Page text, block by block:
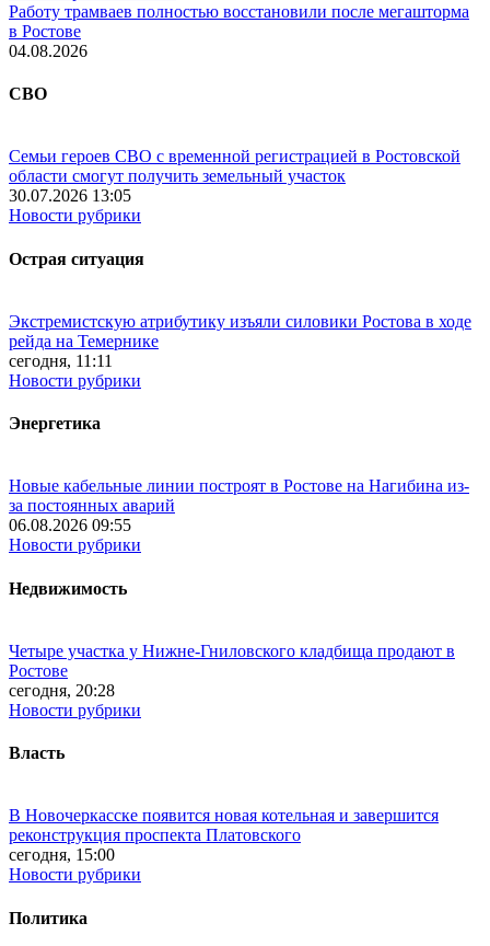
Работу трамваев полностью восстановили после мегашторма
в Ростове
04.08.2026
СВО
Семьи героев СВО с временной регистрацией в Ростовской
области смогут получить земельный участок
30.07.2026 13:05
Новости рубрики
Острая ситуация
Экстремистскую атрибутику изъяли силовики Ростова в ходе
рейда на Темернике
сегодня, 11:11
Новости рубрики
Энергетика
Новые кабельные линии построят в Ростове на Нагибина из-
за постоянных аварий
06.08.2026 09:55
Новости рубрики
Недвижимость
Четыре участка у Нижне-Гниловского кладбища продают в
Ростове
сегодня, 20:28
Новости рубрики
Власть
В Новочеркасске появится новая котельная и завершится
реконструкция проспекта Платовского
сегодня, 15:00
Новости рубрики
Политика